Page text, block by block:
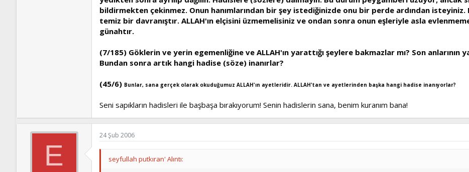
bildirmekten çekinmez. Onun hanımlarından bir şey istediğinizde onu bir perde ardından
temiz bir davranıştır. ALLAH'ın elçisini üzmemelisiniz ve ondan sonra onun eşleriyle asla
günahtır.
(7/185) Göklerin ve yerin egemenliğine ve ALLAH'ın yarattığı şeylere bakmazlar mı? Son anlarının
Bundan sonra artık hangi hadise (söze) inanırlar?
(45/6) Bunlar, sana gerçek olarak okuduğumuz ALLAH'ın ayetleridir. ALLAH'tan ve ayetlerinden başka hangi hadise inanıyorlar?
Seni sapıkların hadisleri ile başbaşa bırakıyorum! Senin hadislerin sana, benim kuranım bana!
E
24 Şub 2006
seyfullah putkıran' Alıntı: